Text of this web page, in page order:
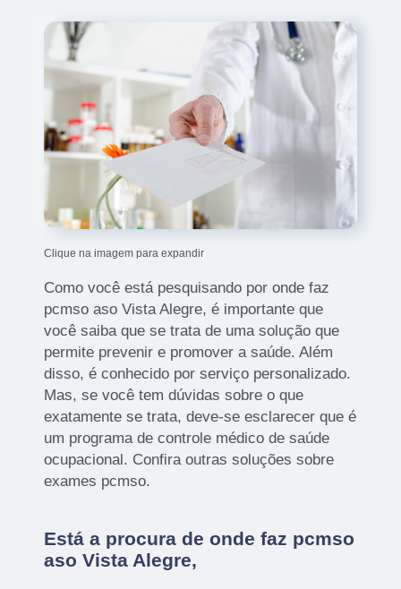
Clique na imagem para expandir
Como você está pesquisando por onde faz
pcmso aso Vista Alegre, é importante que
você saiba que se trata de uma solução que
permite prevenir e promover a saúde. Além
disso, é conhecido por serviço personalizado.
Mas, se você tem dúvidas sobre o que
exatamente se trata, deve-se esclarecer que é
um programa de controle médico de saúde
ocupacional. Confira outras soluções sobre
exames pcmso.
Está a procura de onde faz pcmso
aso Vista Alegre,